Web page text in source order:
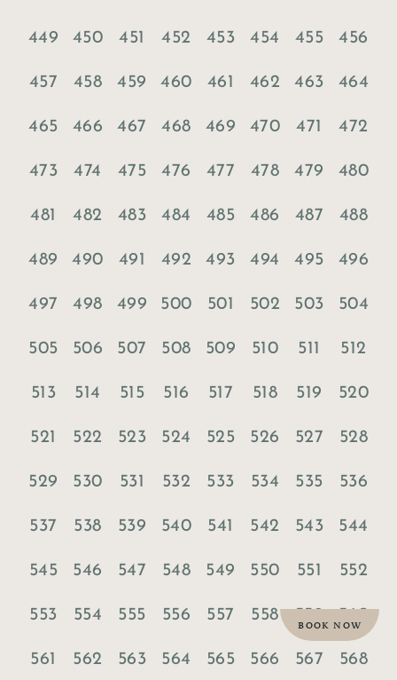
BOOK NOW
449 450 451 452 453 454 455 456
457 458 459 460 461 462 463 464
465 466 467 468 469 470 471 472
473 474 475 476 477 478 479 480
481 482 483 484 485 486 487 488
489 490 491 492 493 494 495 496
497 498 499 500 501 502 503 504
505 506 507 508 509 510 511 512
513 514 515 516 517 518 519 520
521 522 523 524 525 526 527 528
529 530 531 532 533 534 535 536
537 538 539 540 541 542 543 544
545 546 547 548 549 550 551 552
553 554 555 556 557 558
561 562 563 564 565 566 567 568